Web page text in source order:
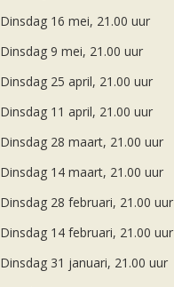
Dinsdag 16 mei, 21.00 uur
Dinsdag 9 mei, 21.00 uur
Dinsdag 25 april, 21.00 uur
Dinsdag 11 april, 21.00 uur
Dinsdag 28 maart, 21.00 uur
Dinsdag 14 maart, 21.00 uur
Dinsdag 28 februari, 21.00 uur
Dinsdag 14 februari, 21.00 uur
Dinsdag 31 januari, 21.00 uur